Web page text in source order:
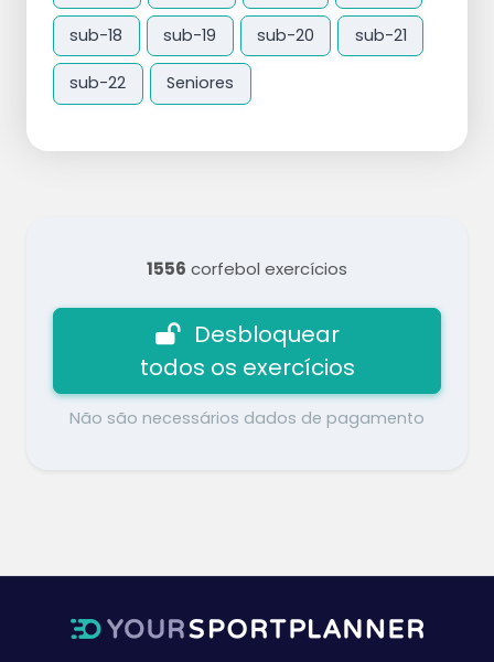
sub-18 sub-19 sub-20 sub-21
sub-22 Seniores
1556 corfebol exercícios
Desbloquear
todos os exercícios
Não são necessários dados de pagamento